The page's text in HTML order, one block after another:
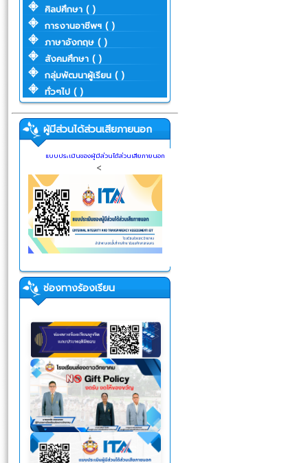
ศิลปศึกษา ( )
การงานอาชีพฯ ( )
ภาษาอังกฤษ ( )
สังคมศึกษา ( )
กลุ่มพัฒนาผู้เรียน ( )
ทั่วๆไป ( )
ผู้มีส่วนได้ส่วนเสียภายนอก
แบบประเมินของผู้มีส่วนได้ส่วนเสียภายนอก
<
ช่องทางร้องเรียน